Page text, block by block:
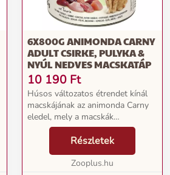
6X800G ANIMONDA CARNY
ADULT CSIRKE, PULYKA &
NYÚL NEDVES MACSKATÁP
10 190 Ft
Húsos változatos étrendet kínál
macskájának az animonda Carny
eledel, mely a macskák
természetes táplálkozásához
igazodó 1-6 év közötti felnőtt
állatok számára készült táp. Mert
a macskák húst esznek!...
Részletek
Zooplus.hu